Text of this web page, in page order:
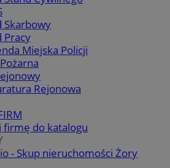
Skarbowy
Pracy
Miejska Policji
Rejonowa
firmę do katalogu
- Skup nieruchomości Żory